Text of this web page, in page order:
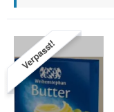
Verpasst!